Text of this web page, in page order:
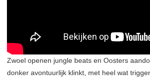
Zwoel openen jungle beats en Oosters
donker avontuurlijk klinkt, met heel wat